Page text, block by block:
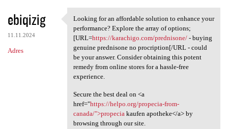
ebiqizig
11.11.2024
Adres
Looking for an affordable
Looking for an affordable solution to enhance your
performance? Explore the array of options;
[URL=https://karachigo.com/prednisone/- buying
genuine prednisone no procription[/URL - could
be your answer. Consider obtaining this potent
remedy from online stores for a hassle-free
experience.
Secure the best deal on <a
href="https://helpo.org/propecia-from-
canada/">propecia kaufen apotheke</a> by
browsing through our site.